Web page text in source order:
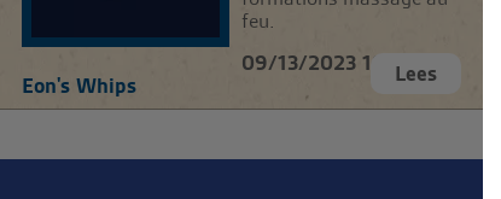
feu.
09/13/2023 18:00 |
Eon's Whips
Lees